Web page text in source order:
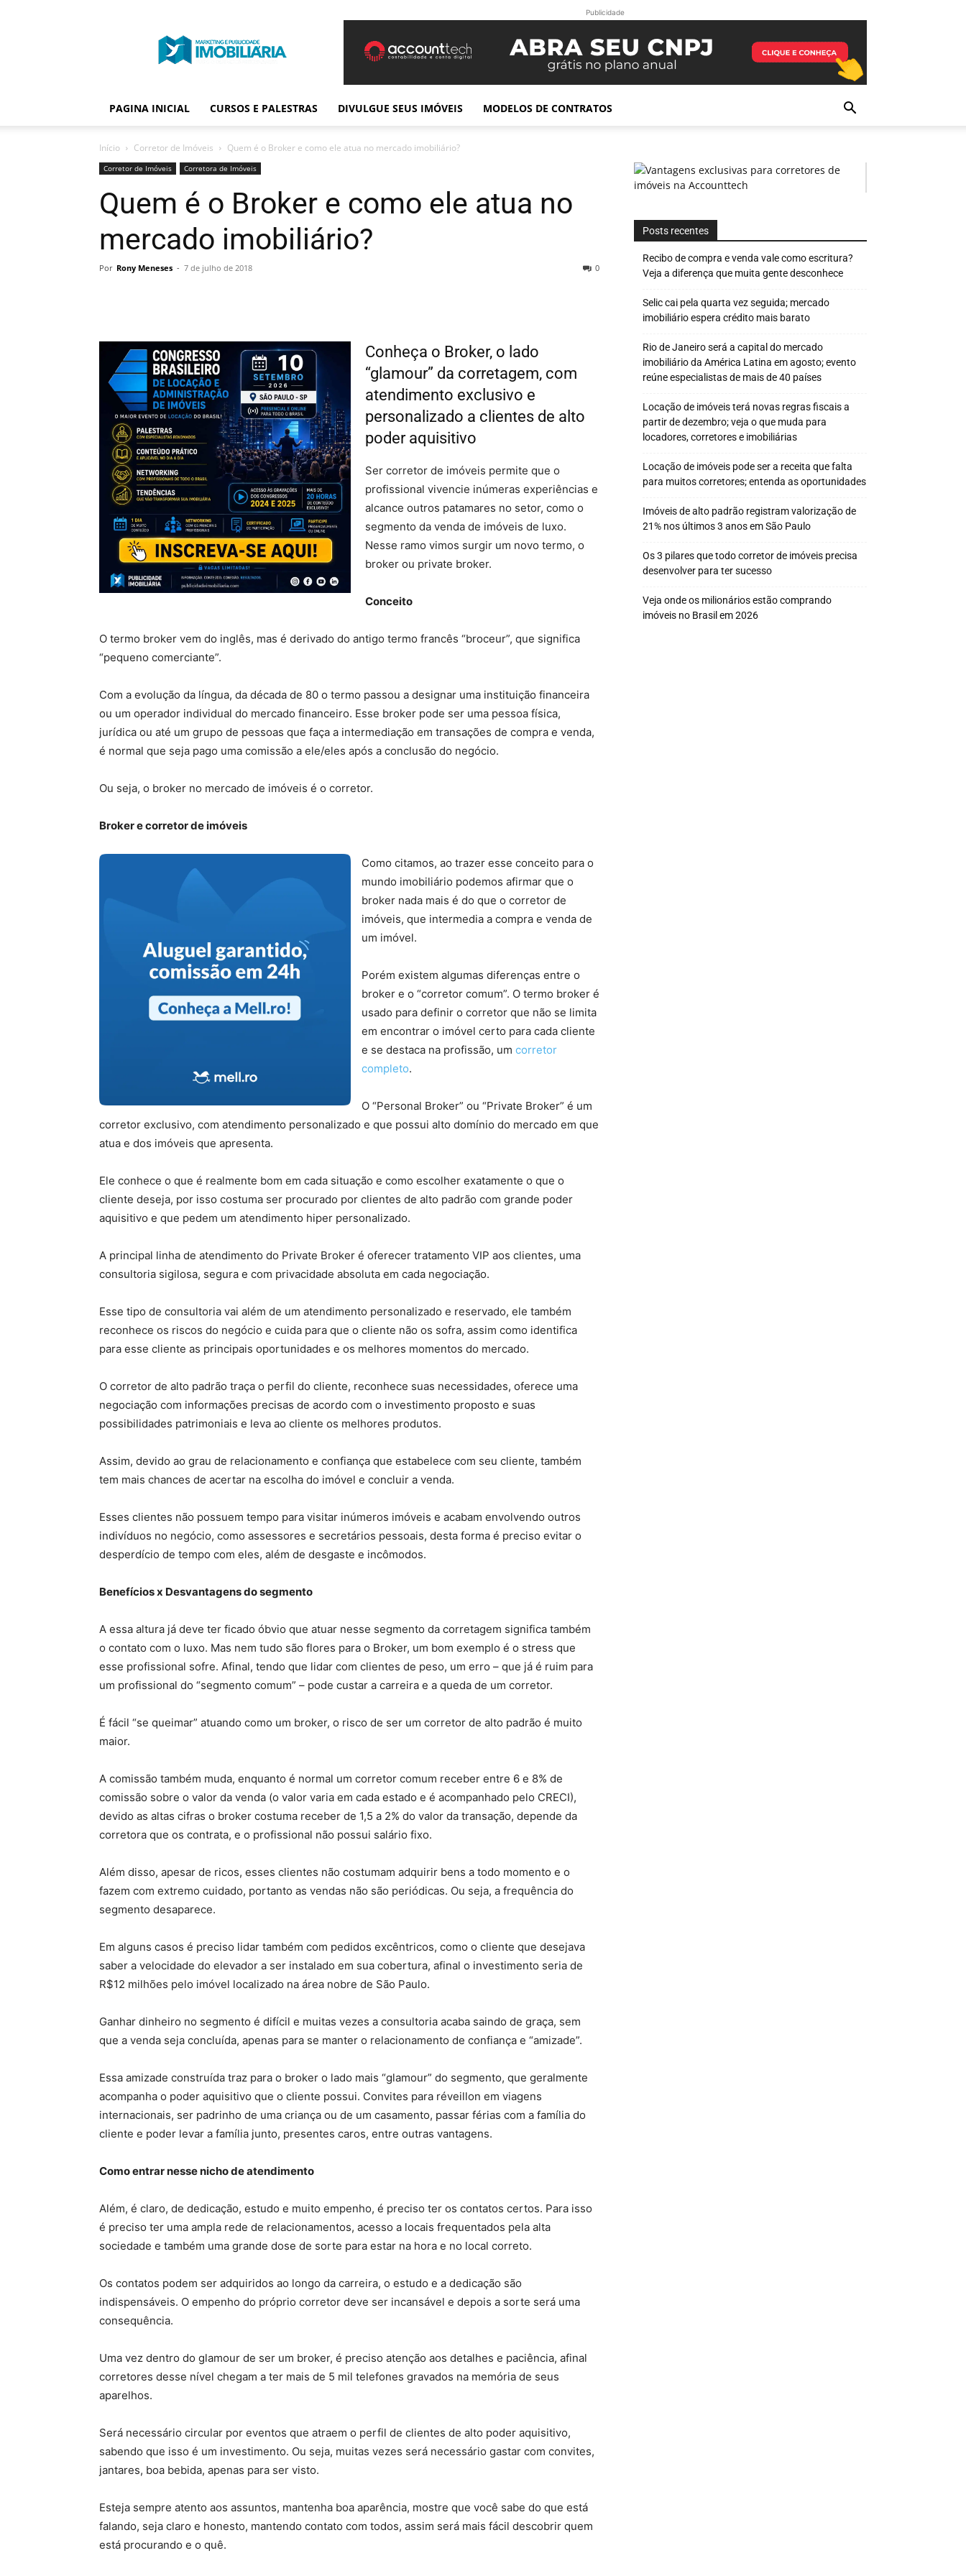
Publicidade
Imobiliária
Publicidade
PAGINA INICIAL CURSOS E PALESTRAS DIVULGUE SEUS IMÓVEIS MODELOS DE CONTRATOS
Início Corretor de Imóveis Quem é o Broker e como ele atua no mercado imobiliário?
Corretor de Imóveis Corretora de Imóveis
Quem é o Broker e como ele atua no
mercado imobiliário?
Por Rony Meneses - 7 de julho de 2018 0
Conheça o Broker, o lado
“glamour” da corretagem, com
atendimento exclusivo e
personalizado a clientes de alto
poder aquisitivo
Ser corretor de imóveis permite que o
profissional vivencie inúmeras experiências e
alcance outros patamares no setor, como o
segmento da venda de imóveis de luxo.
Nesse ramo vimos surgir um novo termo, o
broker ou private broker.
Conceito
O termo broker vem do inglês, mas é derivado do antigo termo francês “broceur”, que significa
“pequeno comerciante”.
Com a evolução da língua, da década de 80 o termo passou a designar uma instituição financeira
ou um operador individual do mercado financeiro. Esse broker pode ser uma pessoa física,
jurídica ou até um grupo de pessoas que faça a intermediação em transações de compra e venda,
é normal que seja pago uma comissão a ele/eles após a conclusão do negócio.
Ou seja, o broker no mercado de imóveis é o corretor.
Broker e corretor de imóveis
Como citamos, ao trazer esse conceito para o
mundo imobiliário podemos afirmar que o
broker nada mais é do que o corretor de
imóveis, que intermedia a compra e venda de
um imóvel.
Porém existem algumas diferenças entre o
broker e o “corretor comum”. O termo broker é
usado para definir o corretor que não se limita
em encontrar o imóvel certo para cada cliente
e se destaca na profissão, um corretor
completo.
O “Personal Broker” ou “Private Broker” é um
corretor exclusivo, com atendimento personalizado e que possui alto domínio do mercado em que
atua e dos imóveis que apresenta.
Ele conhece o que é realmente bom em cada situação e como escolher exatamente o que o
cliente deseja, por isso costuma ser procurado por clientes de alto padrão com grande poder
aquisitivo e que pedem um atendimento hiper personalizado.
A principal linha de atendimento do Private Broker é oferecer tratamento VIP aos clientes, uma
consultoria sigilosa, segura e com privacidade absoluta em cada negociação.
Esse tipo de consultoria vai além de um atendimento personalizado e reservado, ele também
reconhece os riscos do negócio e cuida para que o cliente não os sofra, assim como identifica
para esse cliente as principais oportunidades e os melhores momentos do mercado.
O corretor de alto padrão traça o perfil do cliente, reconhece suas necessidades, oferece uma
negociação com informações precisas de acordo com o investimento proposto e suas
possibilidades patrimoniais e leva ao cliente os melhores produtos.
Assim, devido ao grau de relacionamento e confiança que estabelece com seu cliente, também
tem mais chances de acertar na escolha do imóvel e concluir a venda.
Esses clientes não possuem tempo para visitar inúmeros imóveis e acabam envolvendo outros
indivíduos no negócio, como assessores e secretários pessoais, desta forma é preciso evitar o
desperdício de tempo com eles, além de desgaste e incômodos.
Benefícios x Desvantagens do segmento
A essa altura já deve ter ficado óbvio que atuar nesse segmento da corretagem significa também
o contato com o luxo. Mas nem tudo são flores para o Broker, um bom exemplo é o stress que
esse profissional sofre. Afinal, tendo que lidar com clientes de peso, um erro – que já é ruim para
um profissional do “segmento comum” – pode custar a carreira e a queda de um corretor.
É fácil “se queimar” atuando como um broker, o risco de ser um corretor de alto padrão é muito
maior.
A comissão também muda, enquanto é normal um corretor comum receber entre 6 e 8% de
comissão sobre o valor da venda (o valor varia em cada estado e é acompanhado pelo CRECI),
devido as altas cifras o broker costuma receber de 1,5 a 2% do valor da transação, depende da
corretora que os contrata, e o profissional não possui salário fixo.
Além disso, apesar de ricos, esses clientes não costumam adquirir bens a todo momento e o
fazem com extremo cuidado, portanto as vendas não são periódicas. Ou seja, a frequência do
segmento desaparece.
Em alguns casos é preciso lidar também com pedidos excêntricos, como o cliente que desejava
saber a velocidade do elevador a ser instalado em sua cobertura, afinal o investimento seria de
R$12 milhões pelo imóvel localizado na área nobre de São Paulo.
Ganhar dinheiro no segmento é difícil e muitas vezes a consultoria acaba saindo de graça, sem
que a venda seja concluída, apenas para se manter o relacionamento de confiança e “amizade”.
Essa amizade construída traz para o broker o lado mais “glamour” do segmento, que geralmente
acompanha o poder aquisitivo que o cliente possui. Convites para réveillon em viagens
internacionais, ser padrinho de uma criança ou de um casamento, passar férias com a família do
cliente e poder levar a família junto, presentes caros, entre outras vantagens.
Como entrar nesse nicho de atendimento
Além, é claro, de dedicação, estudo e muito empenho, é preciso ter os contatos certos. Para isso
é preciso ter uma ampla rede de relacionamentos, acesso a locais frequentados pela alta
sociedade e também uma grande dose de sorte para estar na hora e no local correto.
Os contatos podem ser adquiridos ao longo da carreira, o estudo e a dedicação são
indispensáveis. O empenho do próprio corretor deve ser incansável e depois a sorte será uma
consequência.
Uma vez dentro do glamour de ser um broker, é preciso atenção aos detalhes e paciência, afinal
corretores desse nível chegam a ter mais de 5 mil telefones gravados na memória de seus
aparelhos.
Será necessário circular por eventos que atraem o perfil de clientes de alto poder aquisitivo,
sabendo que isso é um investimento. Ou seja, muitas vezes será necessário gastar com convites,
jantares, boa bebida, apenas para ser visto.
Esteja sempre atento aos assuntos, mantenha boa aparência, mostre que você sabe do que está
falando, seja claro e honesto, mantendo contato com todos, assim será mais fácil descobrir quem
está procurando e o quê.
Posts recentes
Recibo de compra e venda vale como escritura?
Veja a diferença que muita gente desconhece
Selic cai pela quarta vez seguida; mercado
imobiliário espera crédito mais barato
Rio de Janeiro será a capital do mercado
imobiliário da América Latina em agosto; evento
reúne especialistas de mais de 40 países
Locação de imóveis terá novas regras fiscais a
partir de dezembro; veja o que muda para
locadores, corretores e imobiliárias
Locação de imóveis pode ser a receita que falta
para muitos corretores; entenda as oportunidades
Imóveis de alto padrão registram valorização de
21% nos últimos 3 anos em São Paulo
Os 3 pilares que todo corretor de imóveis precisa
desenvolver para ter sucesso
Veja onde os milionários estão comprando
imóveis no Brasil em 2026